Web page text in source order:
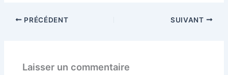
PRÉCÉDENT SUIVANT
Laisser un commentaire